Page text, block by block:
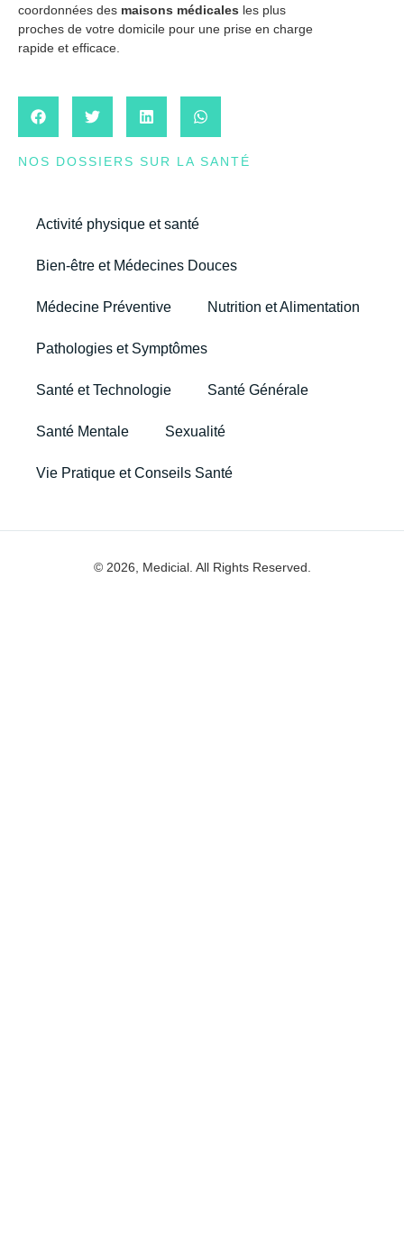
coordonnées des maisons médicales les plus
proches de votre domicile pour une prise en charge
rapide et efficace.
NOS DOSSIERS SUR LA SANTÉ
Activité physique et santé
Bien-être et Médecines Douces
Médecine Préventive Nutrition et Alimentation
Pathologies et Symptômes
Santé et Technologie Santé Générale
Santé Mentale Sexualité
Vie Pratique et Conseils Santé
© 2026, Medicial. All Rights Reserved.